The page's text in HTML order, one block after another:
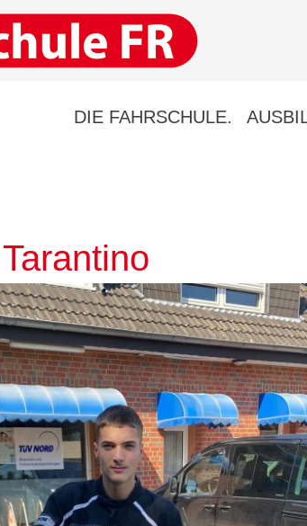
DIE FAHRSCHULE.